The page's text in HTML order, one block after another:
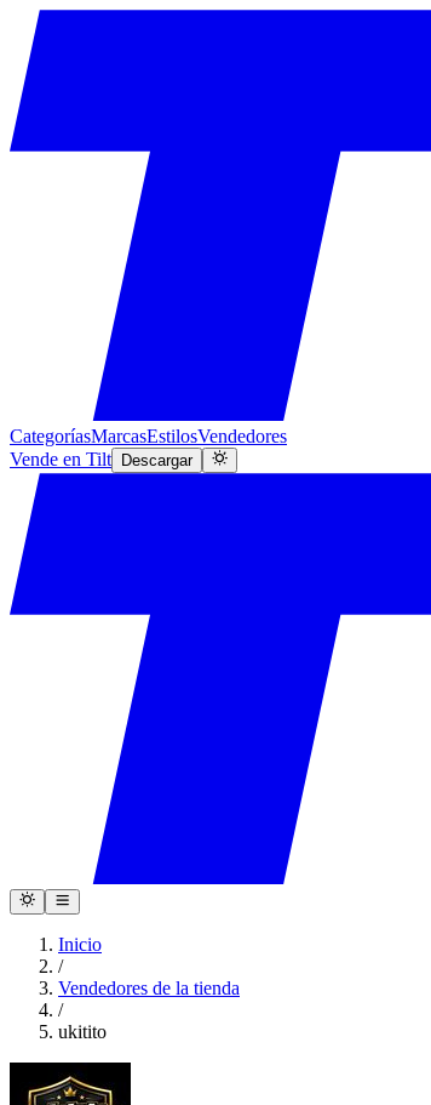
CategoríasMarcasEstilosVendedores
Vende en Tilt
Descargar
Inicio
/
Vendedores de la tienda
/
ukitito